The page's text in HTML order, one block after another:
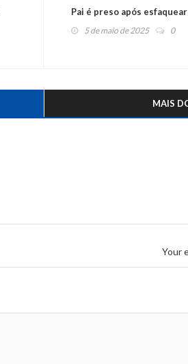
Pai é preso após
5 de maio de 2025 0
MAIS
Your